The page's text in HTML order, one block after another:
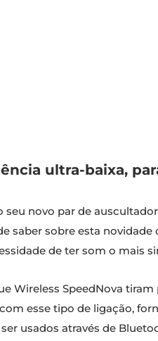
ultra-baixa,
seu novo par de
saber sobre esta
de ter som o mais
Wireless SpeedNova
esse tipo de ligação,
usados através de